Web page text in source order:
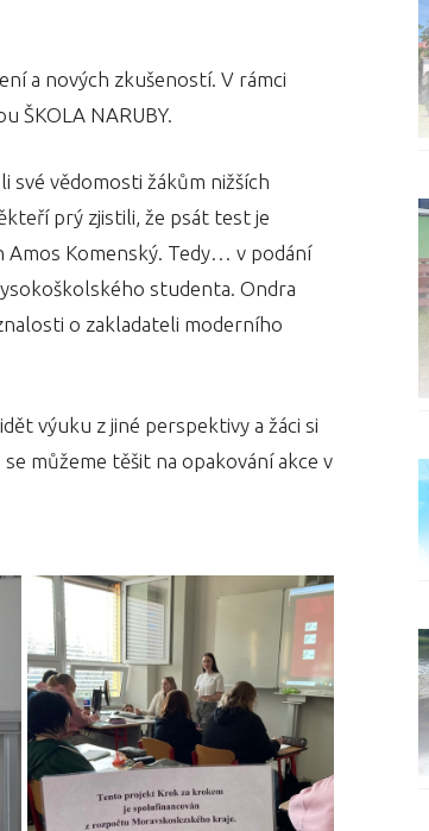
a nových zkušeností. V rámci
ŠKOLA NARUBY.
své vědomosti žákům nižších
prý zjistili, že psát test je
Amos Komenský. Tedy… v podání
studenta. Ondra
o zakladateli moderního
výuku z jiné perspektivy a žáci si
můžeme těšit na opakování akce v